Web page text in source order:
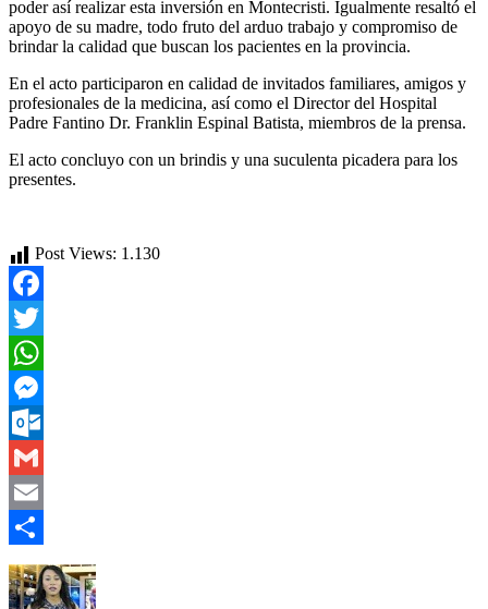
poder así realizar esta inversión en Montecristi. Igualmente resaltó el
apoyo de su madre, todo fruto del arduo trabajo y compromiso de
brindar la calidad que buscan los pacientes en la provincia.
En el acto participaron en calidad de invitados familiares, amigos y
profesionales de la medicina, así como el Director del Hospital
Padre Fantino Dr. Franklin Espinal Batista, miembros de la prensa.
El acto concluyo con un brindis y una suculenta picadera para los
presentes.
Post Views: 1.130
Facebook
Twitter
WhatsApp
Messenger
Outlook.com
Gmail
Email
Compartir